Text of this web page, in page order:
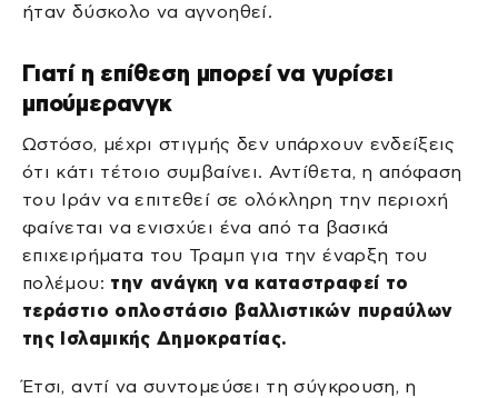
ήταν δύσκολο να αγνοηθεί.
Γιατί η επίθεση μπορεί να γυρίσει
μπούμερανγκ
Ωστόσο, μέχρι στιγμής δεν υπάρχουν ενδείξεις
ότι κάτι τέτοιο συμβαίνει. Αντίθετα, η απόφαση
του Ιράν να επιτεθεί σε ολόκληρη την περιοχή
φαίνεται να ενισχύει ένα από τα βασικά
επιχειρήματα του Τραμπ για την έναρξη του
πολέμου: την ανάγκη να καταστραφεί το
τεράστιο οπλοστάσιο βαλλιστικών πυραύλων
της Ισλαμικής Δημοκρατίας.
Έτσι, αντί να συντομεύσει τη σύγκρουση, η